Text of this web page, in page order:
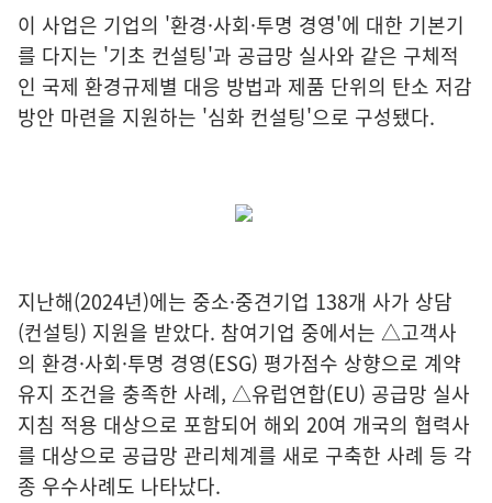
이 사업은 기업의 '환경·사회·투명 경영'에 대한 기본기
를 다지는 '기초 컨설팅'과 공급망 실사와 같은 구체적
인 국제 환경규제별 대응 방법과 제품 단위의 탄소 저감
방안 마련을 지원하는 '심화 컨설팅'으로 구성됐다.
지난해(2024년)에는 중소·중견기업 138개 사가 상담
(컨설팅) 지원을 받았다. 참여기업 중에서는 △고객사
의 환경·사회·투명 경영(ESG) 평가점수 상향으로 계약
유지 조건을 충족한 사례, △유럽연합(EU) 공급망 실사
지침 적용 대상으로 포함되어 해외 20여 개국의 협력사
를 대상으로 공급망 관리체계를 새로 구축한 사례 등 각
종 우수사례도 나타났다.